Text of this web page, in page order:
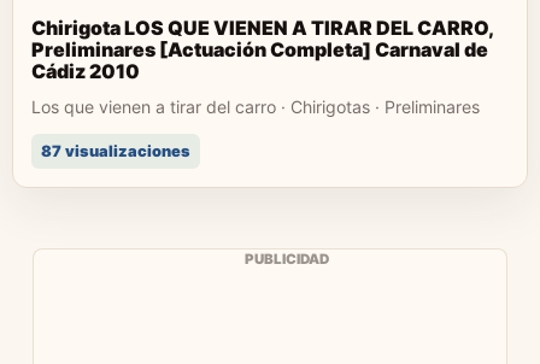
Chirigota LOS QUE VIENEN A TIRAR DEL CARRO,
Preliminares [Actuación Completa] Carnaval de
Cádiz 2010
Los que vienen a tirar del carro · Chirigotas · Preliminares
87 visualizaciones
PUBLICIDAD